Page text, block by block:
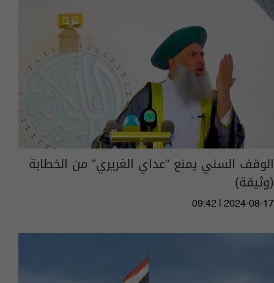
الوقف السني يمنع "عداي الغريري" من الخطابة
(وثيقة)
09:42 | 2024-08-17